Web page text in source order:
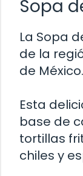
Sopa
La Sopa
de la
de México.
Esta
base de
tortillas
chiles y